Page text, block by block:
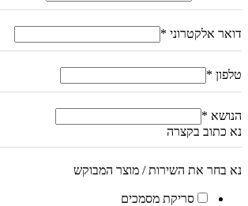
דואר אלקטרוני *
טלפון *
הנושא *
נא כתוב בקצרה
נא בחר את השירות / מוצר המבוקש
סריקת מסמכים